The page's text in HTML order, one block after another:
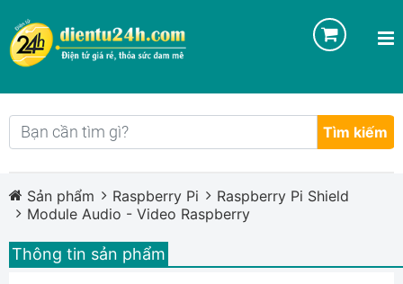
Tìm kiếm
Sản phẩm Raspberry Pi
Raspberry Pi Shield
Module Audio - Video Raspberry
Thông tin sản phẩm